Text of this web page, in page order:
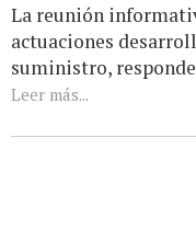
La reunión
actuaciones
suministro,
Leer más...